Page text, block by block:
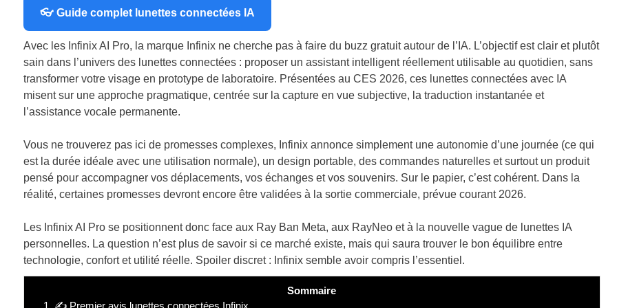
👓 Guide complet lunettes connectées IA
Avec les Infinix AI Pro, la marque Infinix ne cherche pas à faire du buzz gratuit autour de l’IA. L’objectif est clair et plutôt
sain dans l’univers des lunettes connectées : proposer un assistant intelligent réellement utilisable au quotidien, sans
transformer votre visage en prototype de laboratoire. Présentées au CES 2026, ces lunettes connectées avec IA
misent sur une approche pragmatique, centrée sur la capture en vue subjective, la traduction instantanée et
l’assistance vocale permanente.
Vous ne trouverez pas ici de promesses complexes, Infinix annonce simplement une autonomie d’une journée (ce qui
est la durée idéale avec une utilisation normale), un design portable, des commandes naturelles et surtout un produit
pensé pour accompagner vos déplacements, vos échanges et vos souvenirs. Sur le papier, c’est cohérent. Dans la
réalité, certaines promesses devront encore être validées à la sortie commerciale, prévue courant 2026.
Les Infinix AI Pro se positionnent donc face aux Ray Ban Meta, aux RayNeo et à la nouvelle vague de lunettes IA
personnelles. La question n’est plus de savoir si ce marché existe, mais qui saura trouver le bon équilibre entre
technologie, confort et utilité réelle. Spoiler discret : Infinix semble avoir compris l’essentiel.
Sommaire
1.
✍️ Premier avis lunettes connectées Infinix